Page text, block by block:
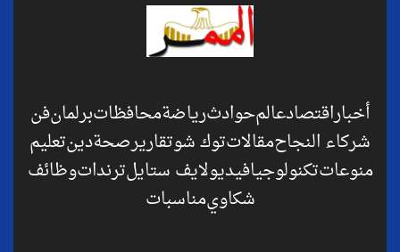
أخباراقتصادعالمحوادثرياضةمحافظاتبرلمانفن
شركاء النجاحمقالاتتوك شوتقاريرصحةدينتعليم
منوعاتتكنولوجيافيديولايف ستايلترنداتوظائف
شكاويمناسبات